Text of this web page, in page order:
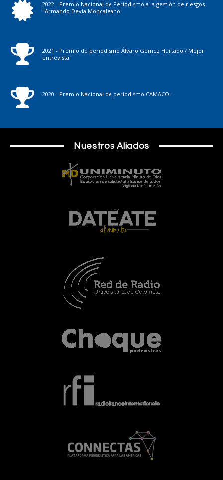
2022 - Premio Nacional de Periodismo a la gestión de riesgos
"Armando Devia Moncaleano"
2021 - Premio de periodismo Álvaro Gómez Hurtado / Mejor
entrevista
2020 - Premio Nacional de periodismo CAMACOL
Nuestros Aliados